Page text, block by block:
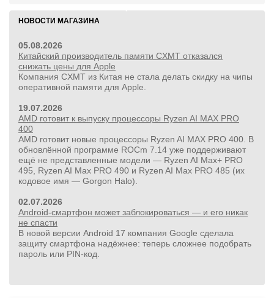
НОВОСТИ МАГАЗИНА
05.08.2026
Китайский производитель памяти CXMT отказался
снижать цены для Apple
Компания CXMT из Китая не стала делать скидку на чипы
оперативной памяти для Apple.
19.07.2026
AMD готовит к выпуску процессоры Ryzen AI MAX PRO
400
AMD готовит новые процессоры Ryzen AI MAX PRO 400. В
обновлённой программе ROCm 7.14 уже поддерживают
ещё не представленные модели — Ryzen AI Max+ PRO
495, Ryzen AI Max PRO 490 и Ryzen AI Max PRO 485 (их
кодовое имя — Gorgon Halo).
02.07.2026
Android-смартфон может заблокироваться — и его никак
не спасти
В новой версии Android 17 компания Google сделала
защиту смартфона надёжнее: теперь сложнее подобрать
пароль или PIN‑код.